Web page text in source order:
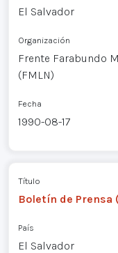
El Salvador
Organización
Frente Farabundo
(FMLN)
Fecha
1990-08-17
Título
Boletín de Prensa
País
El Salvador